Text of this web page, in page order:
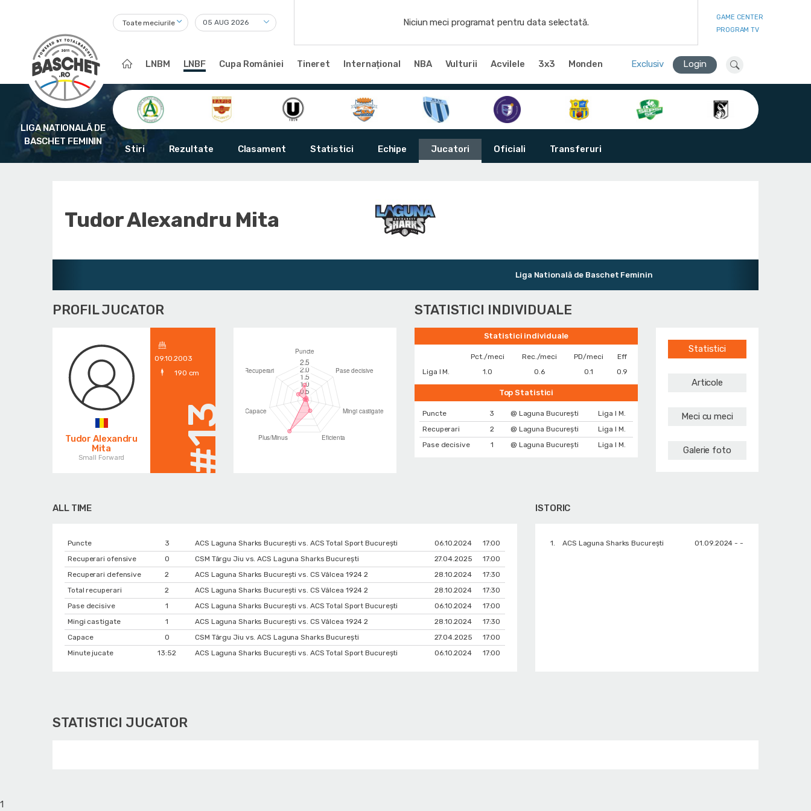
Toate meciurile Niciun meci programat pentru data selectată.
GAME CENTER
PROGRAM TV
LNBM LNBF Cupa României Tineret Internațional NBA Vulturii Acvilele 3x3 Monden Exclusiv Login
LIGA NATIONALĂ DE
BASCHET FEMININ
Stiri Rezultate Clasament Statistici Echipe Jucatori Oficiali Transferuri
Tudor Alexandru Mita
Liga Natională de Baschet Feminin
PROFIL JUCATOR
Tudor Alexandru
Mita
Small Forward
09.10.2003
190 cm
#13
STATISTICI INDIVIDUALE
Statistici individuale
Pct./meci Rec./meci PD/meci
Eff
Liga I M.
1.0 0.6 0.1 0.9
Top Statistici
Puncte 3 @ Laguna București
Liga I M.
Recuperari
2 @ Laguna București
Liga I M.
Pase decisive
1 @ Laguna București Liga I M.
Statistici
Articole
Meci cu meci
Galerie foto
ALL TIME
Puncte 3 ACS Laguna Sharks București vs. ACS Total Sport București 06.10.2024
17:00
Recuperari ofensive
0 CSM Târgu Jiu vs. ACS Laguna Sharks București 27.04.2025
17:00
Recuperari defensive
2 ACS Laguna Sharks București vs. CS Vâlcea 1924 2 28.10.2024
17:30
Total recuperari
2 ACS Laguna Sharks București vs. CS Vâlcea 1924 2 28.10.2024
17:30
Pase decisive
1 ACS Laguna Sharks București vs. ACS Total Sport București 06.10.2024
17:00
Mingi castigate
1 ACS Laguna Sharks București vs. CS Vâlcea 1924 2 28.10.2024
17:30
Capace
0 CSM Târgu Jiu vs. ACS Laguna Sharks București 27.04.2025
17:00
Minute jucate
13:52 ACS Laguna Sharks București vs. ACS Total Sport București 06.10.2024 17:00
ISTORIC
1. ACS Laguna Sharks București 01.09.2024 - -
STATISTICI JUCATOR
1